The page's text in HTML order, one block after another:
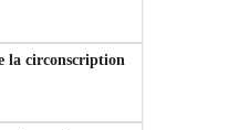
la circonscription